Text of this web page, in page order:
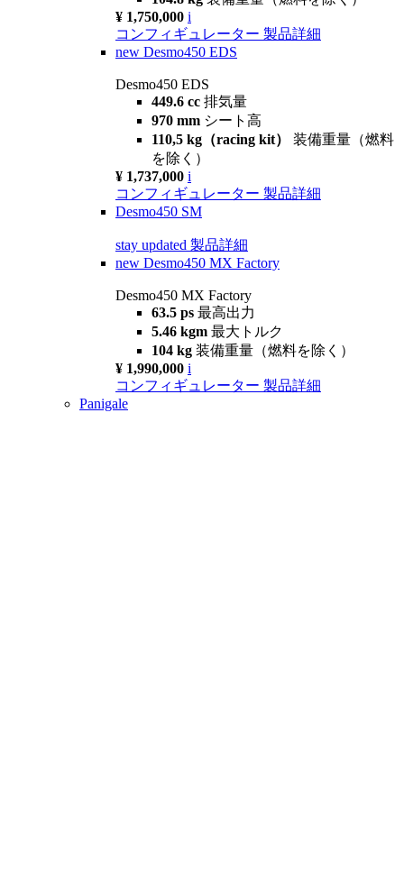
¥ 1,750,000 i
コンフィギュレーター 製品詳細
new Desmo450 EDS
Desmo450 EDS
449.6 cc 排気量
970 mm シート高
110,5 kg（racing kit） 装備重量（燃料
を除く）
¥ 1,737,000 i
コンフィギュレーター 製品詳細
Desmo450 SM
stay updated 製品詳細
new Desmo450 MX Factory
Desmo450 MX Factory
63.5 ps 最高出力
5.46 kgm 最大トルク
104 kg 装備重量（燃料を除く）
¥ 1,990,000 i
コンフィギュレーター 製品詳細
Panigale